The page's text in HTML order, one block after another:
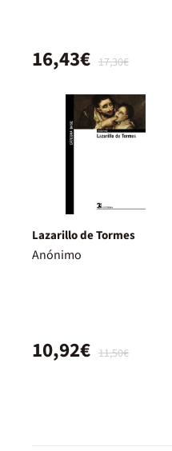
17,30€
16,43€
Lazarillo de Tormes
Anónimo
11,50€
10,92€